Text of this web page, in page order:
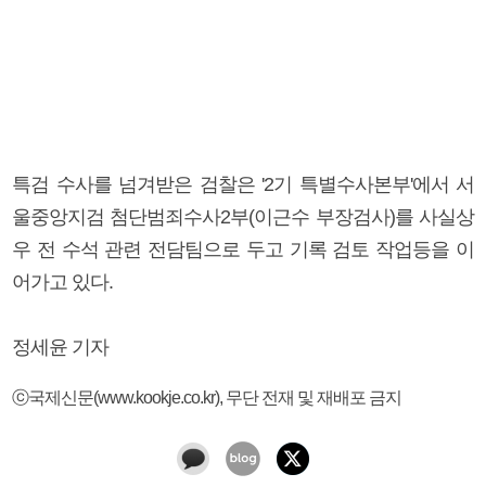
특검 수사를 넘겨받은 검찰은 '2기 특별수사본부'에서 서
울중앙지검 첨단범죄수사2부(이근수 부장검사)를 사실상
우 전 수석 관련 전담팀으로 두고 기록 검토 작업등을 이
어가고 있다.
정세윤 기자
ⓒ국제신문(www.kookje.co.kr), 무단 전재 및 재배포 금지